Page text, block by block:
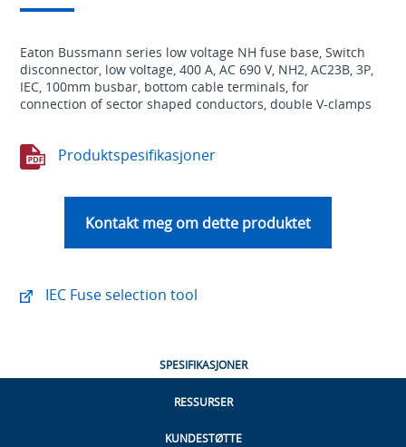
Eaton Bussmann series low voltage NH fuse base, Switch
disconnector, low voltage, 400 A, AC 690 V, NH2, AC23B, 3P,
IEC, 100mm busbar, bottom cable terminals, for
connection of sector shaped conductors, double V-clamps
Produktspesifikasjoner
Kontakt meg om dette produktet
IEC Fuse selection tool
SPESIFIKASJONER
RESSURSER
KUNDESTØTTE